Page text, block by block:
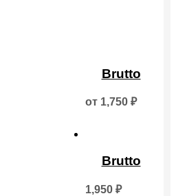
товар
имеет
несколько
вариаций.
странице
товара.
Brutto
от 1,750 ₽
Brutto
1,950 ₽